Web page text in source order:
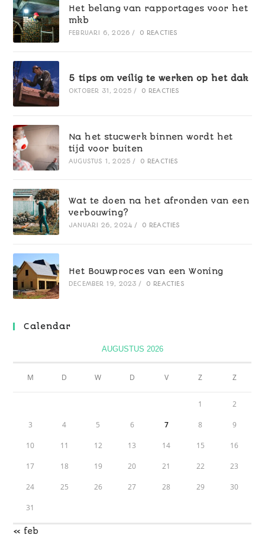
Het belang van rapportages voor het
mkb
FEBRUARI 6, 2026 / 0 REACTIES
5 tips om veilig te werken op het dak
OKTOBER 31, 2025 / 0 REACTIES
Na het stucwerk binnen wordt het
tijd voor buiten
AUGUSTUS 1, 2025 / 0 REACTIES
Wat te doen na het afronden van een
verbouwing?
JANUARI 26, 2024 / 0 REACTIES
Het Bouwproces van een Woning
DECEMBER 19, 2023 / 0 REACTIES
Calendar
AUGUSTUS 2026
M D W D V Z Z
1 2
3 4 5 6 7 8 9
10 11 12 13 14 15 16
17 18 19 20 21 22 23
24 25 26 27 28 29 30
31
« feb